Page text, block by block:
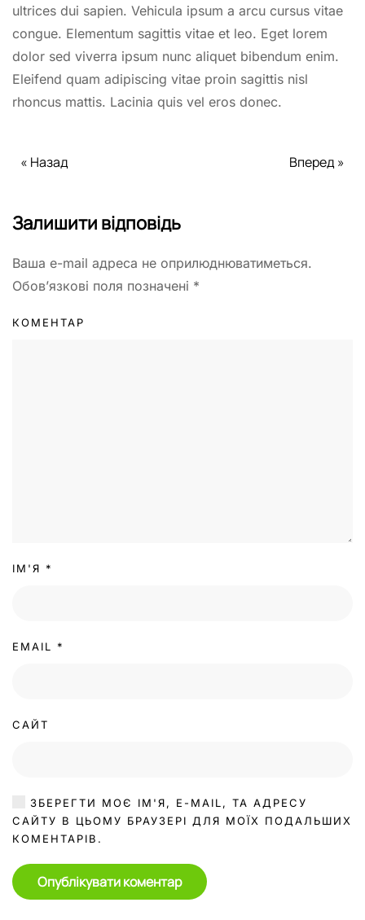
ultrices dui sapien. Vehicula ipsum a arcu cursus vitae
congue. Elementum sagittis vitae et leo. Eget lorem
dolor sed viverra ipsum nunc aliquet bibendum enim.
Eleifend quam adipiscing vitae proin sagittis nisl
rhoncus mattis. Lacinia quis vel eros donec.
« Назад Вперед »
Залишити відповідь
Ваша e-mail адреса не оприлюднюватиметься.
Обов’язкові поля позначені *
КОМЕНТАР
ІМ'Я *
EMAIL *
САЙТ
ЗБЕРЕГТИ МОЄ ІМ'Я, E-MAIL, ТА АДРЕСУ
САЙТУ В ЦЬОМУ БРАУЗЕРІ ДЛЯ МОЇХ ПОДАЛЬШИХ
КОМЕНТАРІВ.
Опублікувати коментар